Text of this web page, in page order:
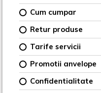
Cum cumpar
Retur produse
Tarife servicii
Promotii anvelope
Confidentialitate